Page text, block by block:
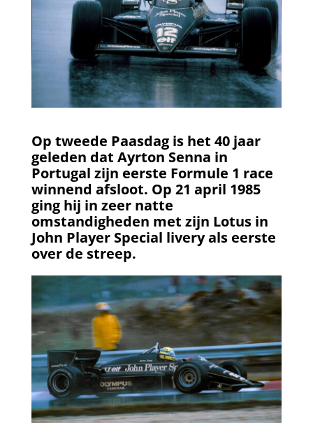
Op tweede Paasdag is het 40 jaar
geleden dat Ayrton Senna in
Portugal zijn eerste Formule 1 race
winnend afsloot. Op 21 april 1985
ging hij in zeer natte
omstandigheden met zijn Lotus in
John Player Special livery als eerste
over de streep.